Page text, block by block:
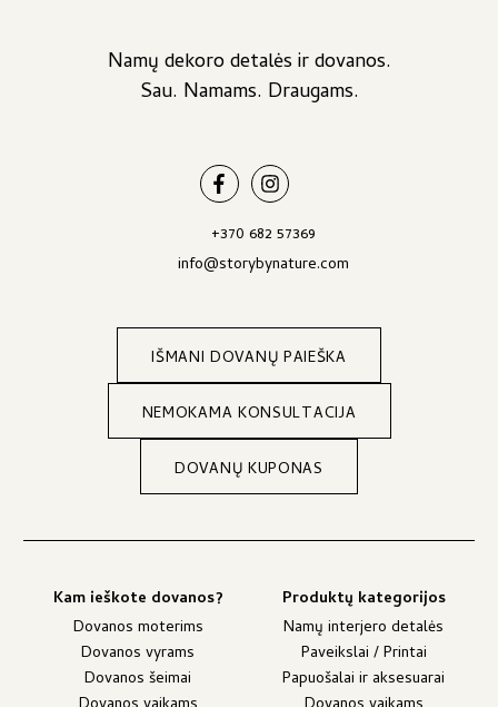
Namų dekoro detalės ir dovanos.
Sau. Namams. Draugams.
+370 682 57369
info@storybynature.com
IŠMANI DOVANŲ PAIEŠKA
NEMOKAMA KONSULTACIJA
DOVANŲ KUPONAS
Kam ieškote dovanos?
Dovanos moterims
Dovanos vyrams
Dovanos šeimai
Produktų kategorijos
Namų interjero detalės
Paveikslai / Printai
Papuošalai ir aksesuarai